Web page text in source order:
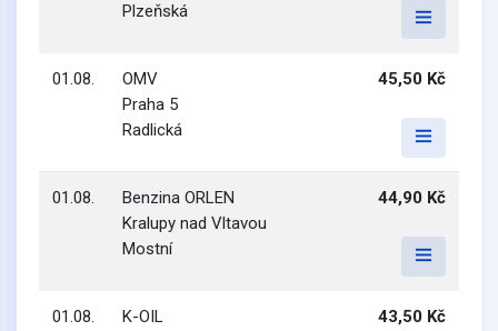
Plzeňská
01.08.
OMV
Praha 5
Radlická
45,50 Kč
01.08.
Benzina ORLEN
Kralupy nad Vltavou
Mostní
44,90 Kč
01.08.
K-OIL
43,50 Kč